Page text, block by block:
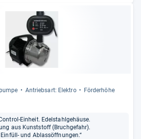
Antriebs­art: Elek­tro
För­der­höhe
Einheit. Edelstahlgehäuse.
aus Kunststoff (Bruchgefahr).
und Ablassöffnungen.“